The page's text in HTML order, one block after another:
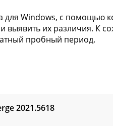
Windows, с помощью
выявить их различия. К
пробный период.
2021.5618